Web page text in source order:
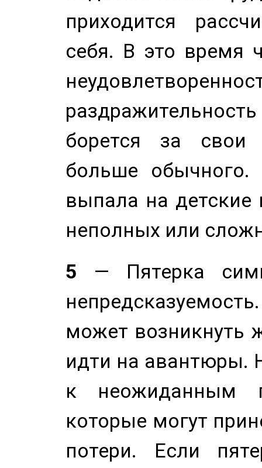
приходится
себя. В это время
борется за свои
больше
выпала на детские
неполных или
5 — Пятерка
может возникнуть
идти на авантюры.
к неожиданным
которые могут
потери. Если